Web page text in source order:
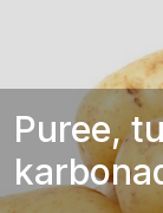
Puree,